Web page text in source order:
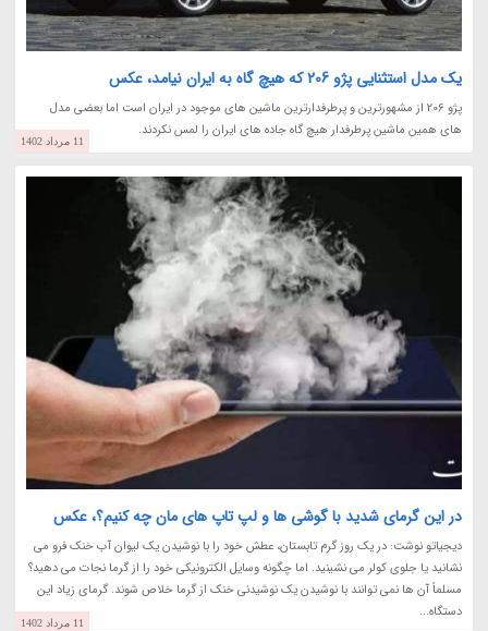
یک مدل استثنایی پژو 206 که هیچ گاه به ایران نیامد، عکس
پژو 206 از مشهورترین و پرطرفدارترین ماشین های موجود در ایران است اما بعضی مدل
های همین ماشین پرطرفدار هیچ گاه جاده های ایران را لمس نکردند.
11 مرداد 1402
در این گرمای شدید با گوشی ها و لپ تاپ های مان چه کنیم؟، عکس
دیجیاتو نوشت: در یک روز گرم تابستان، عطش خود را با نوشیدن یک لیوان آب خنک فرو می
نشانید یا جلوی کولر می نشینید. اما چگونه وسایل الکترونیکی خود را از گرما نجات می دهید؟
مسلماً آن ها نمی توانند با نوشیدن یک نوشیدنی خنک از گرما خلاص شوند. گرمای زیاد این
دستگاه...
11 مرداد 1402